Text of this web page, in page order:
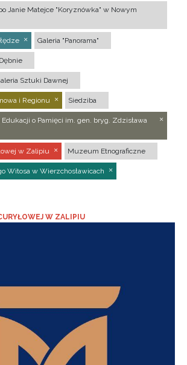
Janie Matejce "Koryznówka" w Nowym
Galeria "Panorama"
Sztuki Dawnej
i Regionu Siedziba
o Pamięci im. gen. bryg. Zdzisława
w Zalipiu Muzeum Etnograficzne
Witosa w Wierzchosławicach
W ZALIPIU